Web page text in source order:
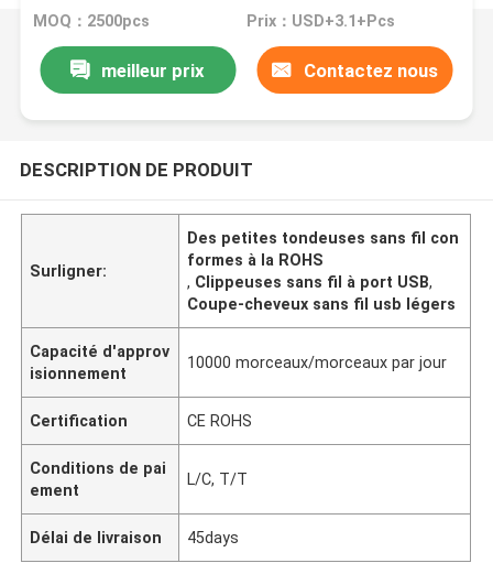
MOQ：2500pcs Prix：USD+3.1+Pcs
meilleur prix Contactez nous
DESCRIPTION DE PRODUIT
Surligner:
Des petites tondeuses sans fil con
formes à la ROHS
, Clippeuses sans fil à port USB,
Coupe-cheveux sans fil usb légers
Capacité d'approv
isionnement
10000 morceaux/morceaux par jour
Certification CE ROHS
Conditions de pai
ement
L/C, T/T
Délai de livraison 45days